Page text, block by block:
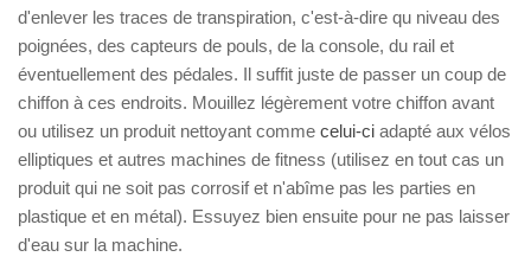
d'enlever les traces de transpiration, c'est-à-dire qu niveau des
poignées, des capteurs de pouls, de la console, du rail et
éventuellement des pédales. Il suffit juste de passer un coup de
chiffon à ces endroits. Mouillez légèrement votre chiffon avant
ou utilisez un produit nettoyant comme celui-ci adapté aux vélos
elliptiques et autres machines de fitness (utilisez en tout cas un
produit qui ne soit pas corrosif et n'abîme pas les parties en
plastique et en métal). Essuyez bien ensuite pour ne pas laisser
d'eau sur la machine.